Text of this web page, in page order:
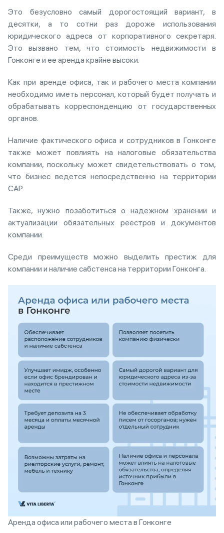
Это безусловно самый дорогостоящий вариант, в
десятки, а то сотни раз дороже использования
юридического адреса от корпоративного секретаря.
Это вызвано тем, что стоимость недвижимости в
Гонконге и ее аренда крайне высоки.
Как при аренде офиса, так и рабочего места компании
необходимо иметь персонал, который будет получать и
обрабатывать корреспонденцию от государственных
органов.
Наличие фактического офиса и сотрудников в Гонконге
также может повлиять на налоговые обязательства
компании, поскольку может свидетельствовать о том,
что бизнес ведется непосредственно на территории
САР.
Также, нужно позаботиться о надежном хранении и
актуализации обязательных реестров и документов
компании.
Среди преимуществ можно выделить престиж для
компании и наличие сабстенса на территории Гонконга.
Аренда офиса или рабочего места в Гонконге